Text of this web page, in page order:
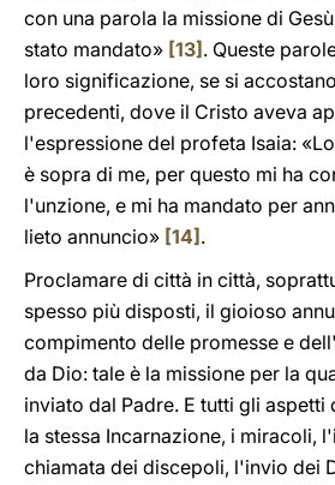
con una parola la missione di
stato mandato» [13] . Queste
loro significazione, se si
precedenti, dove il Cristo aveva
l'espressione del profeta Isaia:
è sopra di me, per questo mi ha
l'unzione, e mi ha mandato per
lieto annuncio» [14] .
Proclamare di città in città,
spesso più disposti, il gioioso
compimento delle promesse e
da Dio: tale è la missione per la
inviato dal Padre. E tutti gli aspetti
la stessa Incarnazione, i miracoli,
chiamata dei discepoli, l'invio dei